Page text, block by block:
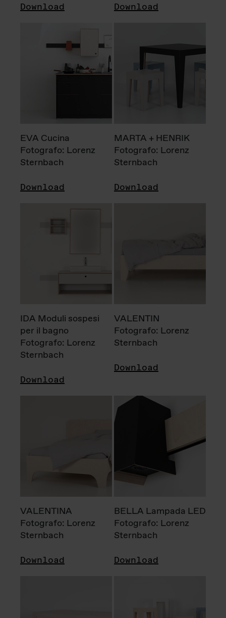
Download Download
EVA Cucina
Fotografo: Lorenz
Sternbach
Download
MARTA + HENRIK
Fotografo: Lorenz
Sternbach
Download
IDA Moduli sospesi
per il bagno
Fotografo: Lorenz
Sternbach
Download
VALENTIN
Fotografo: Lorenz
Sternbach
Download
VALENTINA
Fotografo: Lorenz
Sternbach
Download
BELLA Lampada LED
Fotografo: Lorenz
Sternbach
Download